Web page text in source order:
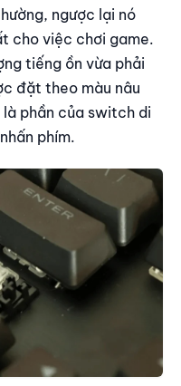
ngược lại nó
cho việc chơi game.
tiếng ồn vừa phải
đặt theo màu nâu
phần của switch di
phím.